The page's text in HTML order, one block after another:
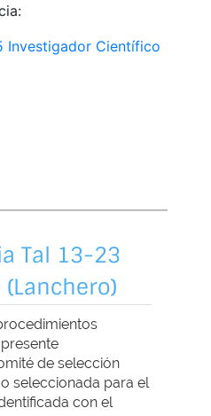
Investigador Científico